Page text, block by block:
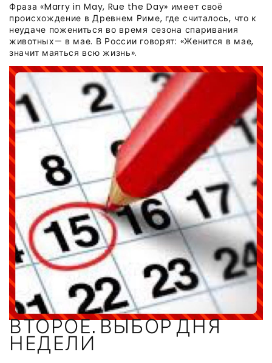
Фраза «Marry in May, Rue the Day» имеет своё
происхождение в Древнем Риме, где считалось, что к
неудаче пожениться во время сезона спаривания
животных— в мае. В России говорят: «Женится в мае,
значит маяться всю жизнь».
ВТОРОЕ. ВЫБОР ДНЯ
НЕДЕЛИ